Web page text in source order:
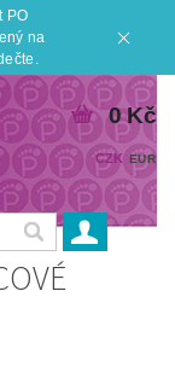
PO
na
CZK EUR
0 Kč